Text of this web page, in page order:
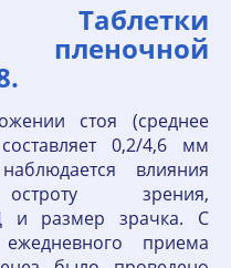
Таблетки
стоя (среднее
0,2/4,6 мм
влияния
зрения,
и размер зрачка. С
приема